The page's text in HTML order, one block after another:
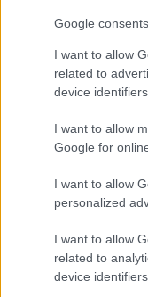
Google consents
I want to allow
related to
device
I want to allow
Google for
I want to allow
personalized
I want to allow
related to
device
El robot que limpia por
¿Sabes por qué
aspirador?